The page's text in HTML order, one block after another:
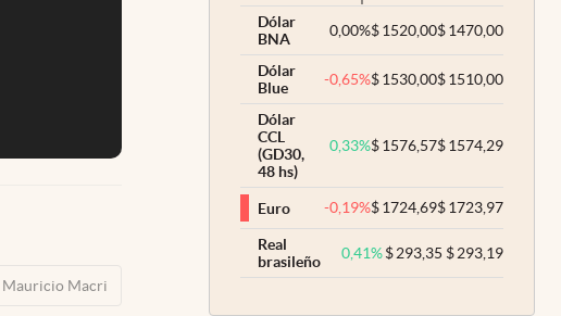
Mauricio Macri
Dólar
BNA
0,00%$1520,00$1470,00
Dólar
Blue
-0,65%$1530,00$1510,00
Dólar
CCL
(GD30,
48 hs)
0,33%$1576,57$1574,29
Euro -0,19%$1724,69$1723,97
Real
brasileño
0,41% $293,35 $293,19